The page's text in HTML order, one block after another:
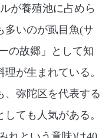
が養殖池に占めら
多いのが虱目魚(サ
の故郷」として知
が生まれている。
、弥陀区を代表する
ても人気がある。